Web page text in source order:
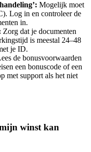
Mogelijk moet
Log in en controleer de
in.
Zorg dat je documenten
is meestal 24–48
je ID.
de bonusvoorwaarden
een bonuscode of een
met support als het niet
winst kan